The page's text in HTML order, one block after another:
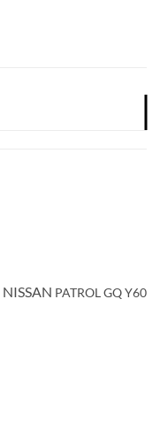
NISSAN PATROL GQ Y60